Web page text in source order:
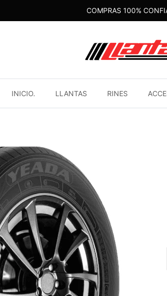
COMPRAS 100%
INICIO. LLANTAS RINES